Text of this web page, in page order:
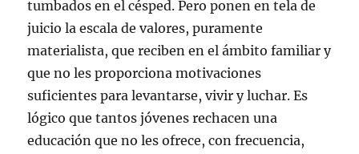
tumbados en el césped. Pero ponen en tela de
juicio la escala de valores, puramente
materialista, que reciben en el ámbito familiar y
que no les proporciona motivaciones
suficientes para levantarse, vivir y luchar. Es
lógico que tantos jóvenes rechacen una
educación que no les ofrece, con frecuencia,